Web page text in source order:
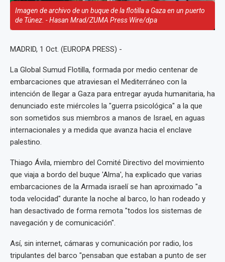
Imagen de archivo de un buque de la flotilla a Gaza en un puerto
de Túnez. - Hasan Mrad/ZUMA Press Wire/dpa
MADRID, 1 Oct. (EUROPA PRESS) -
La Global Sumud Flotilla, formada por medio centenar de
embarcaciones que atraviesan el Mediterráneo con la
intención de llegar a Gaza para entregar ayuda humanitaria, ha
denunciado este miércoles la "guerra psicológica" a la que
son sometidos sus miembros a manos de Israel, en aguas
internacionales y a medida que avanza hacia el enclave
palestino.
Thiago Ávila, miembro del Comité Directivo del movimiento
que viaja a bordo del buque 'Alma', ha explicado que varias
embarcaciones de la Armada israelí se han aproximado "a
toda velocidad" durante la noche al barco, lo han rodeado y
han desactivado de forma remota "todos los sistemas de
navegación y de comunicación".
Así, sin internet, cámaras y comunicación por radio, los
tripulantes del barco "pensaban que estaban a punto de ser